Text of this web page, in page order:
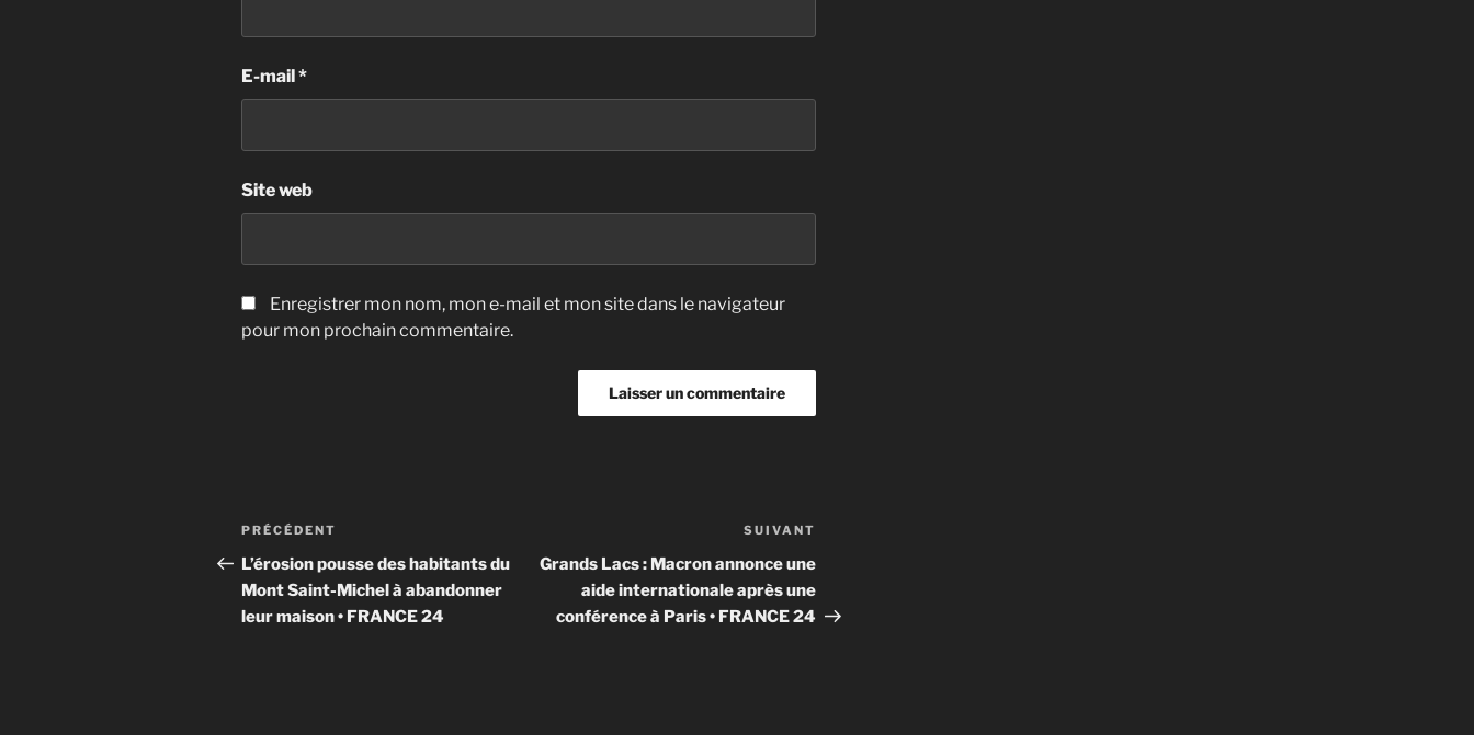
E-mail*
Site web
Enregistrer mon nom, mon e-mail et mon site dans le navigateur
pour mon prochain commentaire.
Navigation
de
l’article
Article
précédent
PRÉCÉDENT
L’érosion pousse des habitants du
Mont Saint-Michel à abandonner
leur maison • FRANCE 24
suivant
SUIVANT
Grands Lacs : Macron annonce une
aide internationale après une
conférence à Paris • FRANCE 24